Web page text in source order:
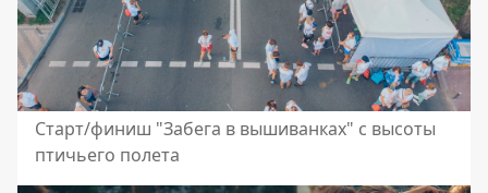
Старт/финиш "Забега в вышиванках" с высоты
птичьего полета